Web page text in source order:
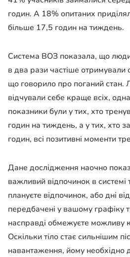
годин. А 18% опитаних
більше 17,5 годин на тиждень.
Система ВОЗ показала, що люди
в два рази частіше отримували
що говорило про поганий стан.
відчували себе краще всіх,
показники були у тих, хто
годин на тиждень, а у тих, хто
годин, всі позитивні моменти
Дане дослідження наочно
важливий відпочинок в
плануєте відпочинок, або дні
передбачені у вашому графіку
насправді обмежуєте можливу
Оскільки тіло стає сильнішим
навантаження, йому необхідно